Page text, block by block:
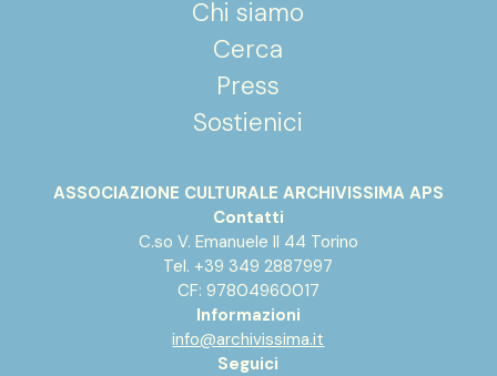
Chi siamo
Cerca
Press
Sostienici
ASSOCIAZIONE CULTURALE ARCHIVISSIMA APS
Contatti
C.so V. Emanuele II 44 Torino
Tel. +39 349 2887997
CF: 97804960017
Informazioni
info@archivissima.it
Seguici